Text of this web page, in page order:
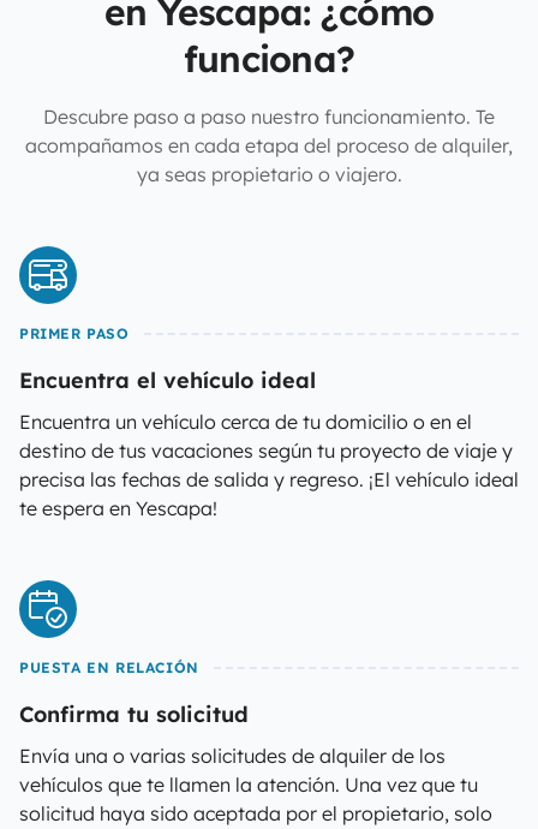
en Yescapa: ¿cómo
funciona?
Descubre paso a paso nuestro funcionamiento. Te
acompañamos en cada etapa del proceso de alquiler,
ya seas propietario o viajero.
PRIMER PASO
Encuentra el vehículo ideal
Encuentra un vehículo cerca de tu domicilio o en el
destino de tus vacaciones según tu proyecto de viaje y
precisa las fechas de salida y regreso. ¡El vehículo ideal
te espera en Yescapa!
PUESTA EN RELACIÓN
Confirma tu solicitud
Envía una o varias solicitudes de alquiler de los
vehículos que te llamen la atención. Una vez que tu
solicitud haya sido aceptada por el propietario, solo